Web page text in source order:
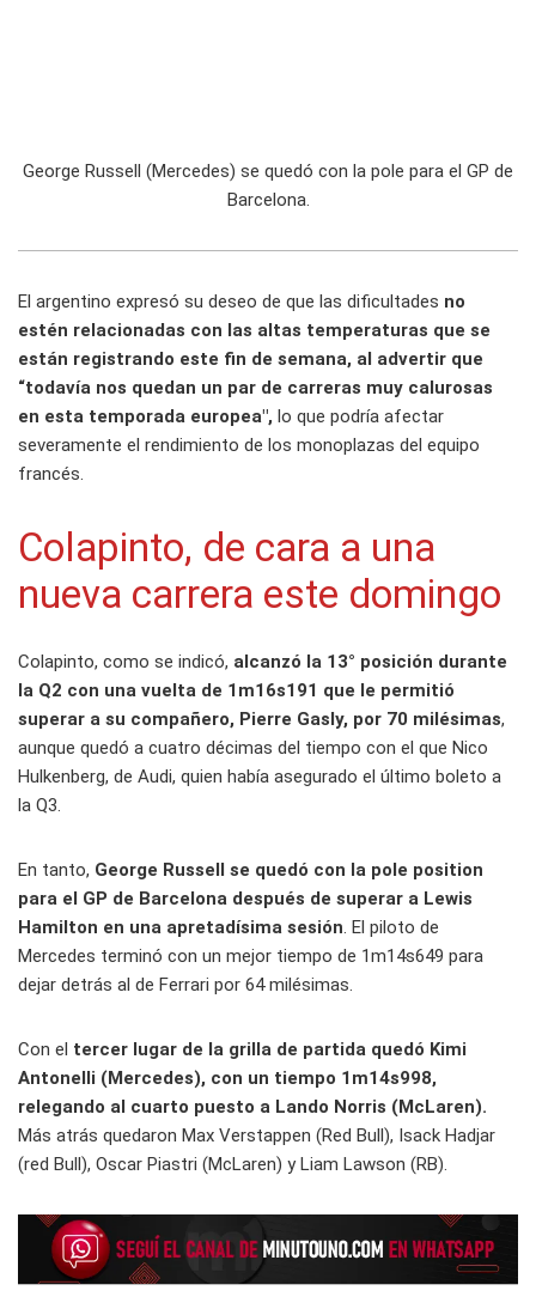
George Russell (Mercedes) se quedó con la pole para el GP de
Barcelona.
El argentino expresó su deseo de que las dificultades no
estén relacionadas con las altas temperaturas que se
están registrando este fin de semana, al advertir que
“todavía nos quedan un par de carreras muy calurosas
en esta temporada europea", lo que podría afectar
severamente el rendimiento de los monoplazas del equipo
francés.
Colapinto, de cara a una
nueva carrera este domingo
Colapinto, como se indicó, alcanzó la 13° posición durante
la Q2 con una vuelta de 1m16s191 que le permitió
superar a su compañero, Pierre Gasly, por 70 milésimas,
aunque quedó a cuatro décimas del tiempo con el que Nico
Hulkenberg, de Audi, quien había asegurado el último boleto a
la Q3.
En tanto, George Russell se quedó con la pole position
para el GP de Barcelona después de superar a Lewis
Hamilton en una apretadísima sesión. El piloto de
Mercedes terminó con un mejor tiempo de 1m14s649 para
dejar detrás al de Ferrari por 64 milésimas.
Con el tercer lugar de la grilla de partida quedó Kimi
Antonelli (Mercedes), con un tiempo 1m14s998,
relegando al cuarto puesto a Lando Norris (McLaren).
Más atrás quedaron Max Verstappen (Red Bull), Isack Hadjar
(red Bull), Oscar Piastri (McLaren) y Liam Lawson (RB).